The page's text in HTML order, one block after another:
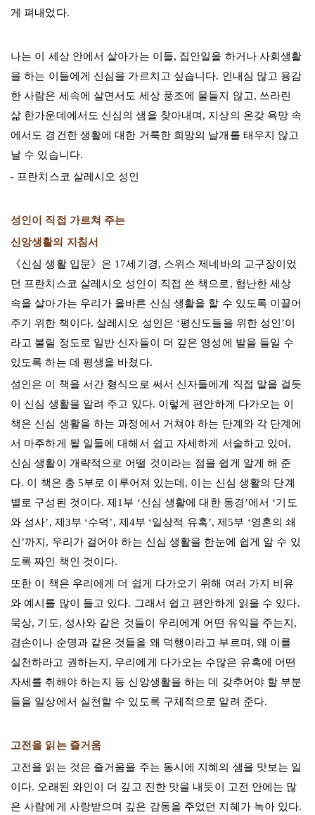
게 펴내었다.
나는 이 세상 안에서 살아가는 이들, 집안일을 하거나 사회생활
을 하는 이들에게 신심을 가르치고 싶습니다. 인내심 많고 용감
한 사람은 세속에 살면서도 세상 풍조에 물들지 않고, 쓰라린
삶 한가운데에서도 신심의 샘을 찾아내며, 지상의 온갖 욕망 속
에서도 경건한 생활에 대한 거룩한 희망의 날개를 태우지 않고
날 수 있습니다.
- 프란치스코 살레시오 성인
성인이 직접 가르쳐 주는
신앙생활의 지침서
《신심 생활 입문》은 17세기경, 스위스 제네바의 교구장이었
던 프란치스코 살레시오 성인이 직접 쓴 책으로, 험난한 세상
속을 살아가는 우리가 올바른 신심 생활을 할 수 있도록 이끌어
주기 위한 책이다. 살레시오 성인은 ‘평신도들을 위한 성인’이
라고 불릴 정도로 일반 신자들이 더 깊은 영성에 발을 들일 수
있도록 하는 데 평생을 바쳤다.
성인은 이 책을 서간 형식으로 써서 신자들에게 직접 말을 걸듯
이 신심 생활을 알려 주고 있다. 이렇게 편안하게 다가오는 이
책은 신심 생활을 하는 과정에서 거쳐야 하는 단계와 각 단계에
서 마주하게 될 일들에 대해서 쉽고 자세하게 서술하고 있어,
신심 생활이 개략적으로 어떨 것이라는 점을 쉽게 알게 해 준
다. 이 책은 총 5부로 이루어져 있는데, 이는 신심 생활의 단계
별로 구성된 것이다. 제1부 ‘신심 생활에 대한 동경’에서 ‘기도
와 성사’, 제3부 ‘수덕’, 제4부 ‘일상적 유혹’, 제5부 ‘영혼의 쇄
신’까지, 우리가 걸어야 하는 신심 생활을 한눈에 쉽게 알 수 있
도록 짜인 책인 것이다.
또한 이 책은 우리에게 더 쉽게 다가오기 위해 여러 가지 비유
와 예시를 많이 들고 있다. 그래서 쉽고 편안하게 읽을 수 있다.
묵상, 기도, 성사와 같은 것들이 우리에게 어떤 유익을 주는지,
겸손이나 순명과 같은 것들을 왜 덕행이라고 부르며, 왜 이를
실천하라고 권하는지, 우리에게 다가오는 수많은 유혹에 어떤
자세를 취해야 하는지 등 신앙생활을 하는 데 갖추어야 할 부분
들을 일상에서 실천할 수 있도록 구체적으로 알려 준다.
고전을 읽는 즐거움
고전을 읽는 것은 즐거움을 주는 동시에 지혜의 샘을 맛보는 일
이다. 오래된 와인이 더 깊고 진한 맛을 내듯이 고전 안에는 많
은 사람에게 사랑받으며 깊은 감동을 주었던 지혜가 녹아 있다.